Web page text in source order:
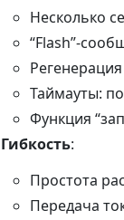
Несколько
“Flash”-
Таймауты:
Функция
Гибкость:
Простота
Передача